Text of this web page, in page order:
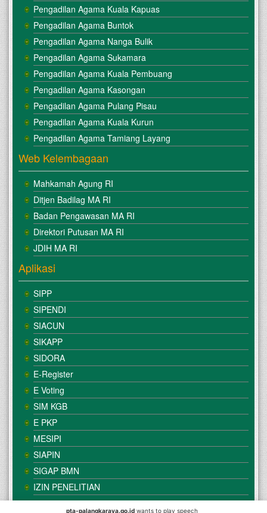
Pengadilan Agama Kuala Kapuas
Pengadilan Agama Buntok
Pengadilan Agama Nanga Bulik
Pengadilan Agama Sukamara
Pengadilan Agama Kuala Pembuang
Pengadilan Agama Kasongan
Pengadilan Agama Pulang Pisau
Pengadilan Agama Kuala Kurun
Pengadilan Agama Tamiang Layang
Web Kelembagaan
Mahkamah Agung RI
Ditjen Badilag MA RI
Badan Pengawasan MA RI
Direktori Putusan MA RI
JDIH MA RI
Aplikasi
SIPP
SIPENDI
SIACUN
SIKAPP
SIDORA
E-Register
E Voting
SIM KGB
E PKP
MESIPI
SIAPIN
SIGAP BMN
IZIN PENELITIAN
pta-palangkaraya.go.id wants to play speech